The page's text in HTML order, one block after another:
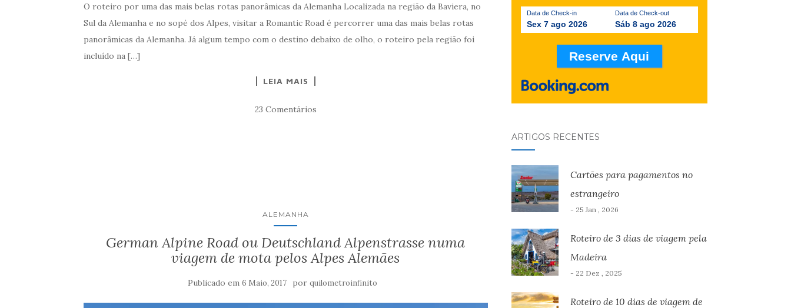
O roteiro por uma das mais belas rotas panorâmicas da Alemanha Localizada na região da Baviera, no
Sul da Alemanha e no sopé dos Alpes, visitar a Romantic Road é percorrer uma das mais belas rotas
panorâmicas da Alemanha. Já algum tempo com o destino debaixo de olho, o roteiro pela região foi
incluído na […]
LEIA MAIS
23 Comentários
ALEMANHA
German Alpine Road ou Deutschland Alpenstrasse numa
viagem de mota pelos Alpes Alemães
Publicado em6 Maio, 2017 porquilometroinfinito
Data de Check-in
Sex 7 ago 2026
Data de Check-out
Sáb 8 ago 2026
ARTIGOS RECENTES
Cartões para pagamentos no
estrangeiro
- 25 Jan , 2026
Roteiro de 3 dias de viagem pela
Madeira
- 22 Dez , 2025
Roteiro de 10 dias de viagem de